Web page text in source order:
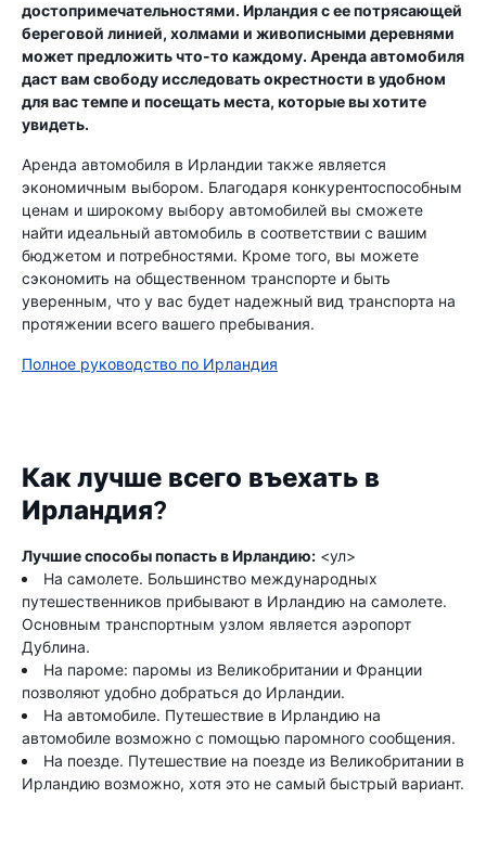
достопримечательностями. Ирландия с ее потрясающей
береговой линией, холмами и живописными деревнями
может предложить что-то каждому. Аренда автомобиля
даст вам свободу исследовать окрестности в удобном
для вас темпе и посещать места, которые вы хотите
увидеть.
Аренда автомобиля в Ирландии также является
экономичным выбором. Благодаря конкурентоспособным
ценам и широкому выбору автомобилей вы сможете
найти идеальный автомобиль в соответствии с вашим
бюджетом и потребностями. Кроме того, вы можете
сэкономить на общественном транспорте и быть
уверенным, что у вас будет надежный вид транспорта на
протяжении всего вашего пребывания.
Полное руководство по Ирландия
Как лучше всего въехать в
Ирландия?
Лучшие способы попасть в Ирландию: <ул>
На самолете. Большинство международных
путешественников прибывают в Ирландию на самолете.
Основным транспортным узлом является аэропорт
Дублина.
На пароме: паромы из Великобритании и Франции
позволяют удобно добраться до Ирландии.
На автомобиле. Путешествие в Ирландию на
автомобиле возможно с помощью паромного сообщения.
На поезде. Путешествие на поезде из Великобритании в
Ирландию возможно, хотя это не самый быстрый вариант.